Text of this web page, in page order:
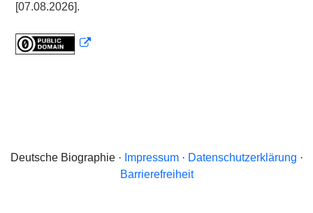
[07.08.2026].
Deutsche Biographie · Impressum· Datenschutzerklärung ·
Barrierefreiheit